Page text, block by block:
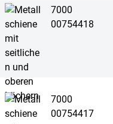
7000
00754418
7000
00754417